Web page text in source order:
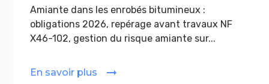
Amiante dans les enrobés bitumineux :
obligations 2026, repérage avant travaux NF
X46-102, gestion du risque amiante sur...
En savoir plus